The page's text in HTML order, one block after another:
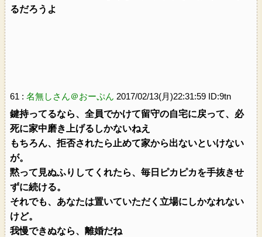
るだろうよ
61 : 名無しさん＠おーぷん 2017/02/13(月)22:31:59 ID:9tn
鍵持ってるなら、全員でかけて留守の自宅に戻って、必
死に家中磨き上げるしかないねえ
もちろん、拒否されたら止めて家から出ないといけない
が。
黙って見ぬふりしてくれたら、毎日ピカピカを手抜きせ
ずに続ける。
それでも、あなたは置いていただく立場にしかなれない
けど。
我慢できぬなら、離婚だね